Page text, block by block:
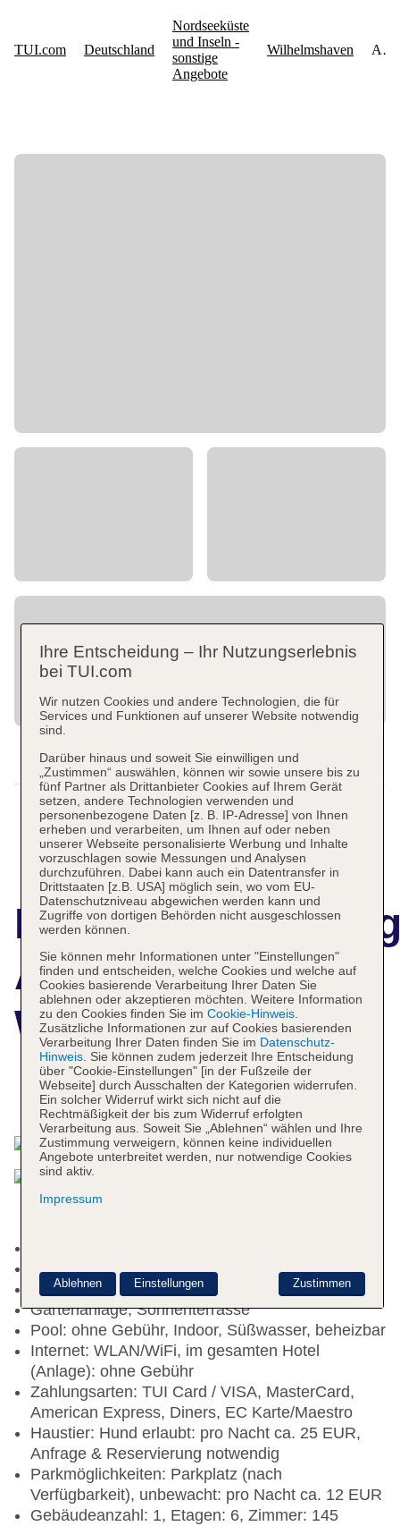
Atlantic Hotel
Wilhelmshaven
Das bietet Ihre Unterkunft
Rezeption
Lift
Gartenanlage, Sonnenterrasse
Pool: ohne Gebühr, Indoor, Süßwasser, beheizbar
Internet: WLAN/WiFi, im gesamten Hotel
(Anlage): ohne Gebühr
Zahlungsarten: TUI Card / VISA, MasterCard,
American Express, Diners, EC Karte/Maestro
Haustier: Hund erlaubt: pro Nacht ca. 25 EUR,
Anfrage & Reservierung notwendig
Parkmöglichkeiten: Parkplatz (nach
Verfügbarkeit), unbewacht: pro Nacht ca. 12 EUR
Gebäudeanzahl: 1, Etagen: 6, Zimmer: 145
Ihre Entscheidung – Ihr Nutzungserlebnis
bei TUI.com
Wir nutzen Cookies und andere Technologien, die für
Services und Funktionen auf unserer Website notwendig
sind.
Darüber hinaus und soweit Sie einwilligen und
„Zustimmen“ auswählen, können wir sowie unsere bis zu
fünf Partner als Drittanbieter Cookies auf Ihrem Gerät
setzen, andere Technologien verwenden und
personenbezogene Daten [z. B. IP-Adresse] von Ihnen
erheben und verarbeiten, um Ihnen auf oder neben
unserer Webseite personalisierte Werbung und Inhalte
vorzuschlagen sowie Messungen und Analysen
durchzuführen. Dabei kann auch ein Datentransfer in
Drittstaaten [z.B. USA] möglich sein, wo vom EU-
Datenschutzniveau abgewichen werden kann und
Zugriffe von dortigen Behörden nicht ausgeschlossen
werden können.
Sie können mehr Informationen unter "Einstellungen"
finden und entscheiden, welche Cookies und welche auf
Cookies basierende Verarbeitung Ihrer Daten Sie
ablehnen oder akzeptieren möchten. Weitere Information
zu den Cookies finden Sie im Cookie-Hinweis.
Zusätzliche Informationen zur auf Cookies basierenden
Verarbeitung Ihrer Daten finden Sie im Datenschutz-
Hinweis. Sie können zudem jederzeit Ihre Entscheidung
über "Cookie-Einstellungen" [in der Fußzeile der
Webseite] durch Ausschalten der Kategorien widerrufen.
Ein solcher Widerruf wirkt sich nicht auf die
Rechtmäßigkeit der bis zum Widerruf erfolgten
Verarbeitung aus. Soweit Sie „Ablehnen“ wählen und Ihre
Zustimmung verweigern, können keine individuellen
Angebote unterbreitet werden, nur notwendige Cookies
sind aktiv.
Impressum
Zustimmen
Ablehnen Einstellungen